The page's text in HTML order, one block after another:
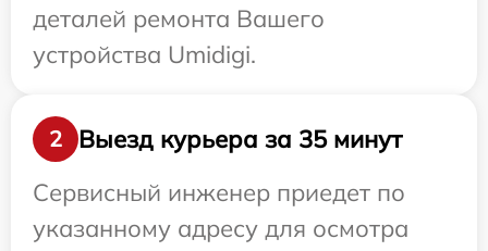
деталей ремонта Вашего
устройства Umidigi.
2
Выезд курьера за 35 минут
Сервисный инженер приедет по
указанному адресу для осмотра